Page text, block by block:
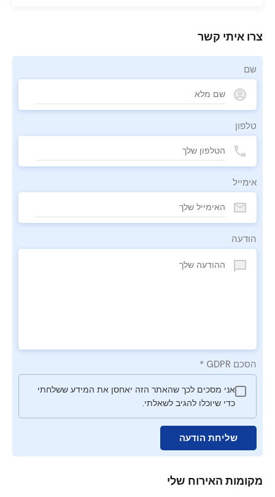
צרו איתי קשר
שם
טלפון
אימייל
הודעה
הסכם GDPR *
אני מסכים לכך שהאתר הזה יאחסן את המידע ששלחתי
כדי שיוכלו להגיב לשאלתי.
שליחת הודעה
מקומות האירוח שלי